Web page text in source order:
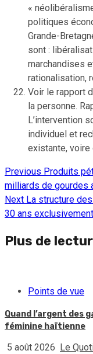
«
politiques
Grande-
sont :
marchandises
rationalisation,
Voir le rapport
la personne.
L’intervention
individuel et
existante, voire
Continue
Reading
Previous Produits
milliards de gourdes
Next La structure
30 ans
Plus de
Points de vue
Quand l’argent des
féminine haïtienne
5 août 2026 Le